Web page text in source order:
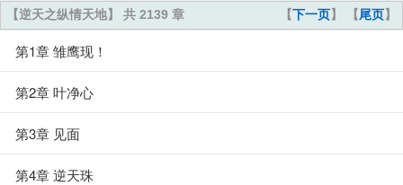
【下一页】 【尾页】
【逆天之纵情天地】 共 2139 章
第1章 雏鹰现！
第2章 叶净心
第3章 见面
第4章 逆天珠